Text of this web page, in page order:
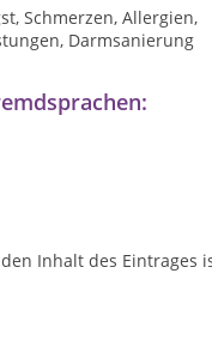
Schmerzen, Allergien,
Darmsanierung
Inhalt des Eintrages